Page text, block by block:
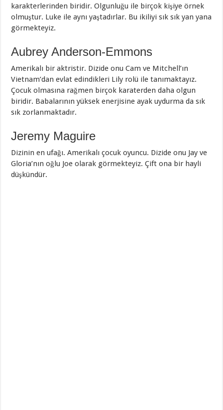
karakterlerinden biridir. Olgunluğu ile birçok kişiye örnek
olmuştur. Luke ile aynı yaştadırlar. Bu ikiliyi sık sık yan yana
görmekteyiz.
Aubrey Anderson-Emmons
Amerikalı bir aktristir. Dizide onu Cam ve Mitchell’ın
Vietnam’dan evlat edindikleri Lily rolü ile tanımaktayız.
Çocuk olmasına rağmen birçok karaterden daha olgun
biridir. Babalarının yüksek enerjisine ayak uydurma da sık
sık zorlanmaktadır.
Jeremy Maguire
Dizinin en ufağı. Amerikalı çocuk oyuncu. Dizide onu Jay ve
Gloria’nın oğlu Joe olarak görmekteyiz. Çift ona bir hayli
düşkündür.